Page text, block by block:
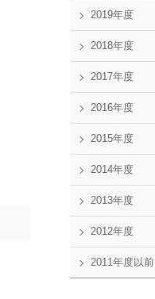
2019年度
2018年度
2017年度
2016年度
2015年度
2014年度
2013年度
2012年度
2011年度以前